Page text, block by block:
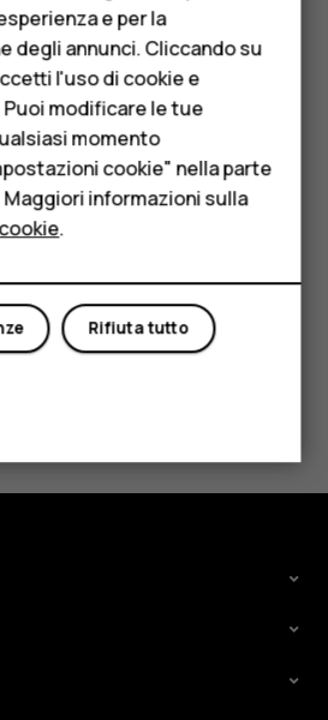
anziani
M
configurare il volume della
affinché si abbassi alla
Impostazioni >Movimento
risposta.
una chiamata, attivare
Impostazioni>Movimento>
la chiamata. Se è in arrivo una
il telefono per rifiutarla.
e per la
degli annunci. Cliccando su
l'uso di cookie e
modificare le tue
momento
cookie" nella parte
informazioni sulla
.
Rifiuta tutto